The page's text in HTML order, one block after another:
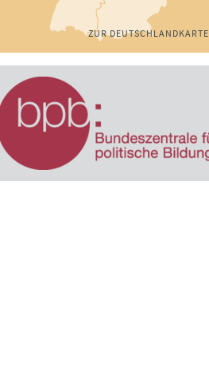
ZUR DEUTSCHLANDKARTE